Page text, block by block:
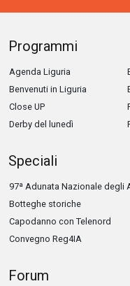
Programmi
Agenda Liguria
Benvenuti in Liguria
Close UP
Derby del lunedì
Speciali
97ª Adunata Nazionale degli
Botteghe storiche
Capodanno con Telenord
Convegno Reg4IA
Forum